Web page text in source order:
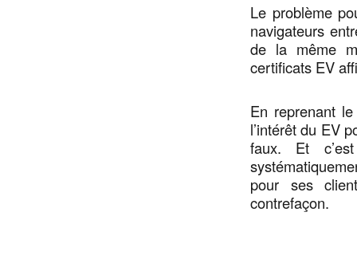
Le problème
navigateurs
de la même
certificats EV
En reprenant
l’intérêt du EV
faux. Et
pour ses
contrefaçon.